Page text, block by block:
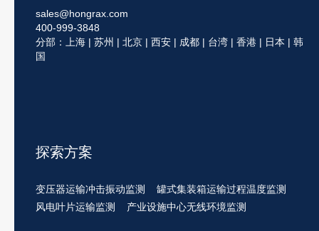
sales@hongrax.com
400-999-3848
分部：上海 | 苏州 | 北京 | 西安 | 成都 | 台湾 | 香港 | 日本 | 韩
国
探索方案
变压器运输冲击振动监测
罐式集装箱运输过程温度监测
风电叶片运输监测
产业设施中心无线环境监测